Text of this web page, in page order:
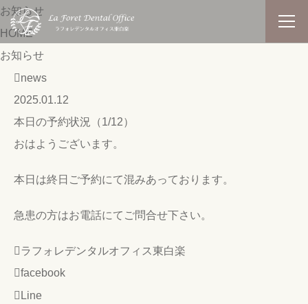
お知らせ
HOME
お知らせ
news
2025.01.12
本日の予約状況（1/12）
おはようございます。
本日は終日ご予約にて混みあっております。
急患の方はお電話にてご問合せ下さい。
ラフォレデンタルオフィス東白楽
facebook
Line